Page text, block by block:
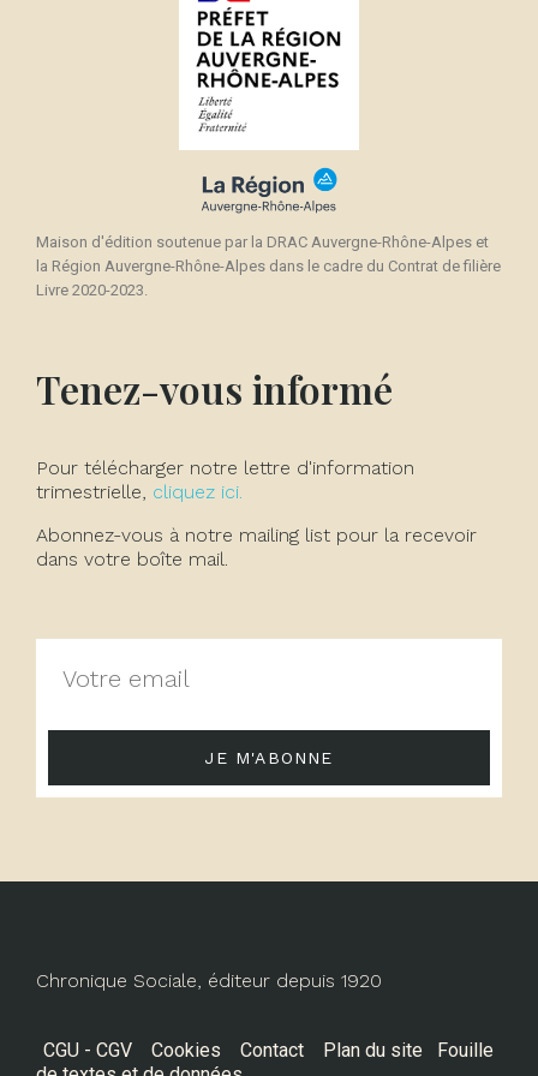
Maison d'édition soutenue par la DRAC Auvergne-Rhône-Alpes et
la Région Auvergne-Rhône-Alpes dans le cadre du Contrat de filière
Livre 2020-2023.
Tenez-vous informé
Pour télécharger notre lettre d'information
trimestrielle, cliquez ici.
Abonnez-vous à notre mailing list pour la recevoir
dans votre boîte mail.
JE M'ABONNE
Chronique Sociale, éditeur depuis 1920
CGU - CGV Cookies Contact Plan du site
Fouille